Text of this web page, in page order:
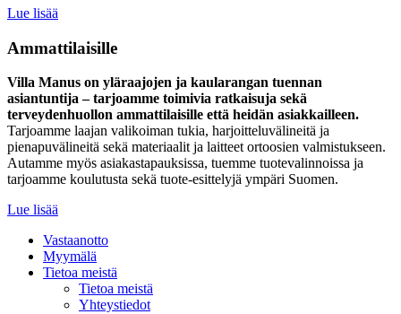
Lue lisää
Ammattilaisille
Villa Manus on yläraajojen ja kaularangan tuennan
asiantuntija – tarjoamme toimivia ratkaisuja sekä
terveydenhuollon ammattilaisille että heidän asiakkailleen.
Tarjoamme laajan valikoiman tukia, harjoitteluvälineitä ja
pienapuvälineitä sekä materiaalit ja laitteet ortoosien valmistukseen.
Autamme myös asiakastapauksissa, tuemme tuotevalinnoissa ja
tarjoamme koulutusta sekä tuote-esittelyjä ympäri Suomen.
Lue lisää
Vastaanotto
Myymälä
Tietoa meistä
Tietoa meistä
Yhteystiedot